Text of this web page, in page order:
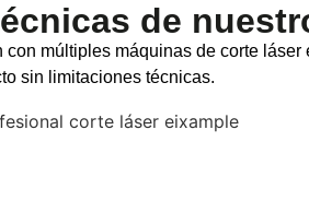
de
múltiples máquinas de corte
sin limitaciones técnicas.